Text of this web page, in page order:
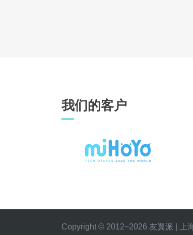
我们的客户
Copyright © 2012~2026 友翼派 |